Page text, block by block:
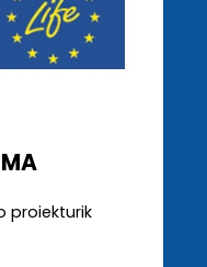
proiekturik